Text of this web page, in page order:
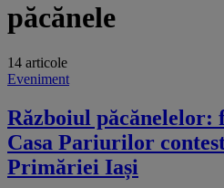
păcănele
14 articole
Eveniment
Războiul
Casa Pariurilor
Primăriei Iași